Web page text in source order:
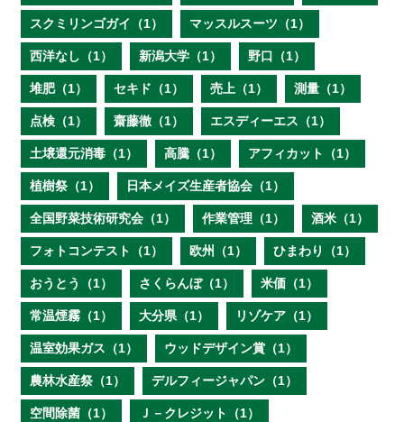
スクミリンゴガイ（1） マッスルスーツ（1）
西洋なし（1） 新潟大学（1） 野口（1）
堆肥（1） セキド（1） 売上（1） 測量（1）
点検（1） 齋藤徹（1） エスディーエス（1）
土壌還元消毒（1） 高騰（1） アフィカット（1）
植樹祭（1） 日本メイズ生産者協会（1）
全国野菜技術研究会（1） 作業管理（1） 酒米（1）
フォトコンテスト（1） 欧州（1） ひまわり（1）
おうとう（1） さくらんぼ（1） 米価（1）
常温煙霧（1） 大分県（1） リゾケア（1）
温室効果ガス（1） ウッドデザイン賞（1）
農林水産祭（1） デルフィージャパン（1）
空間除菌（1） Ｊ－クレジット（1）